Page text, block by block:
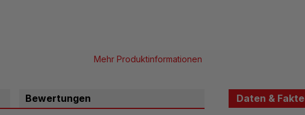
Mehr Produktinformationen
Bewertungen Daten &